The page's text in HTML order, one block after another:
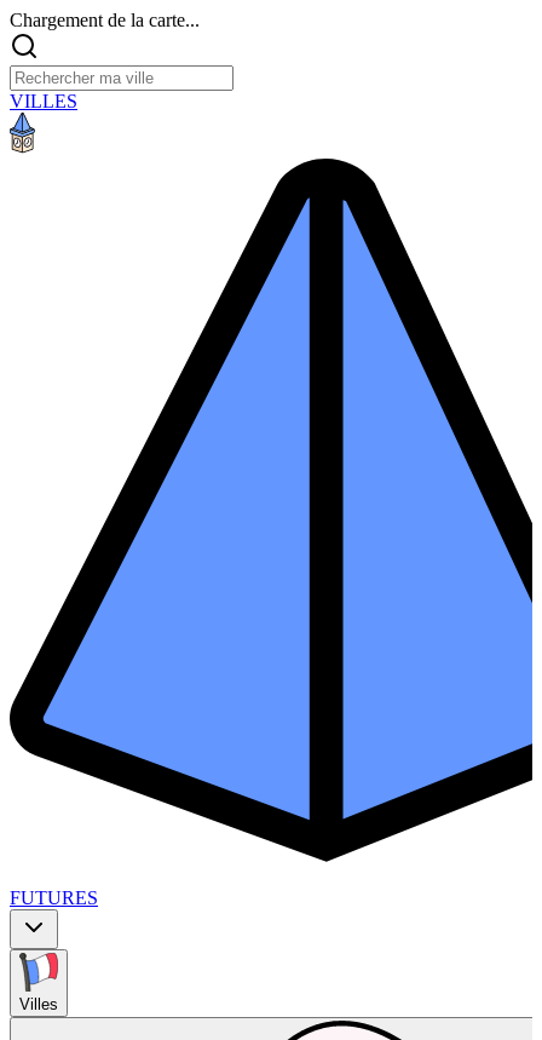
Chargement de la carte...
VILLES
FUTURES
Villes